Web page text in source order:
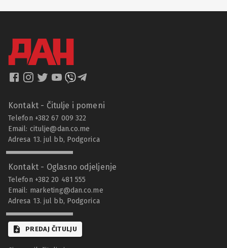
Kontakt - Čitulje i pomeni
Telefon +382 67 009 322
Email: citulje@dan.co.me
Adresa 13. jul bb, Podgorica
Kontakt - Oglasno odjeljenje
Telefon +382 20 481 555
Email: marketing@dan.co.me
Adresa 13. jul bb, Podgorica
PREDAJ ČITULJU